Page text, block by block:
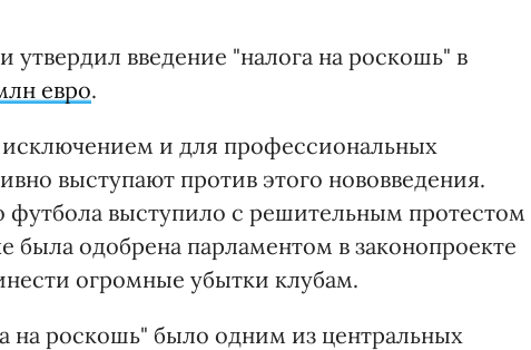
введение "налога на роскошь" в
евро.
и для профессиональных
выступают против этого нововведения.
футбола выступило с решительным протестом
была одобрена парламентом в законопроекте
огромные убытки клубам.
на роскошь" было одним из центральных